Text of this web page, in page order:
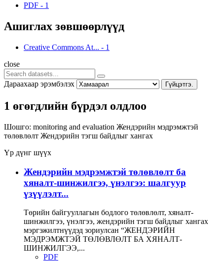
PDF - 1
Ашиглах зөвшөөрлүүд
Creative Commons At... - 1
close
Дараахаар эрэмбэлэх Гүйцэтгэ.
1 өгөгдлийн бүрдэл олдлоо
Шошго: monitoring and evaluation Жендэрийн мэдрэмжтэй
төлөвлөлт Жендэрийн тэгш байдлыг хангах
Үр дүнг шүүх
Жендэрийн мэдрэмжтэй төлөвлөлт ба
хяналт-шинжилгээ, үнэлгээ: шалгуур
үзүүлэлт...
Төрийн байгууллагын бодлого төлөвлөлт, хяналт-
шинжилгээ, үнэлгээ, жендэрийн тэгш байдлыг хангах
мэргэжилтнүүдэд зориулсан “ЖЕНДЭРИЙН
МЭДРЭМЖТЭЙ ТӨЛӨВЛӨЛТ БА ХЯНАЛТ-
ШИНЖИЛГЭЭ,...
PDF